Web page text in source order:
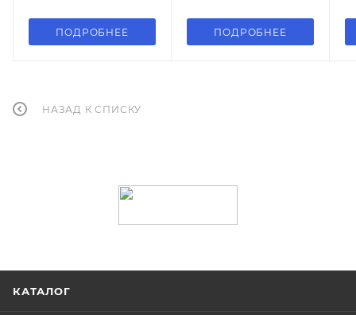
ПОДРОБНЕЕ ПОДРОБНЕЕ
НАЗАД К СПИСКУ
КАТАЛОГ